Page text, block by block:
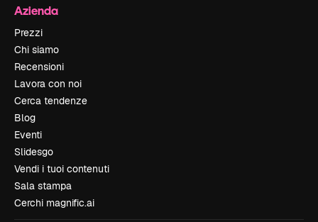
Azienda
Prezzi
Chi siamo
Recensioni
Lavora con noi
Cerca tendenze
Blog
Eventi
Slidesgo
Vendi i tuoi contenuti
Sala stampa
Cerchi magnific.ai